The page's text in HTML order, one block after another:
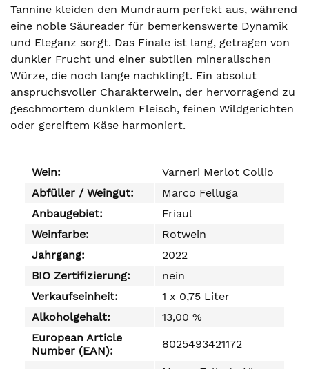
Tannine kleiden den Mundraum perfekt aus, während
eine noble Säureader für bemerkenswerte Dynamik
und Eleganz sorgt. Das Finale ist lang, getragen von
dunkler Frucht und einer subtilen mineralischen
Würze, die noch lange nachklingt. Ein absolut
anspruchsvoller Charakterwein, der hervorragend zu
geschmortem dunklem Fleisch, feinen Wildgerichten
oder gereiftem Käse harmoniert.
Wein:
Varneri Merlot Collio
Abfüller / Weingut:
Marco Felluga
Anbaugebiet:
Friaul
Weinfarbe:
Rotwein
Jahrgang:
2022
BIO Zertifizierung:
nein
Verkaufseinheit:
1 x 0,75 Liter
Alkoholgehalt:
13,00 %
European Article
Number (EAN):
8025493421172